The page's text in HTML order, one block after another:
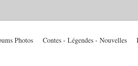
Photos Contes - Légendes - Nouvelles